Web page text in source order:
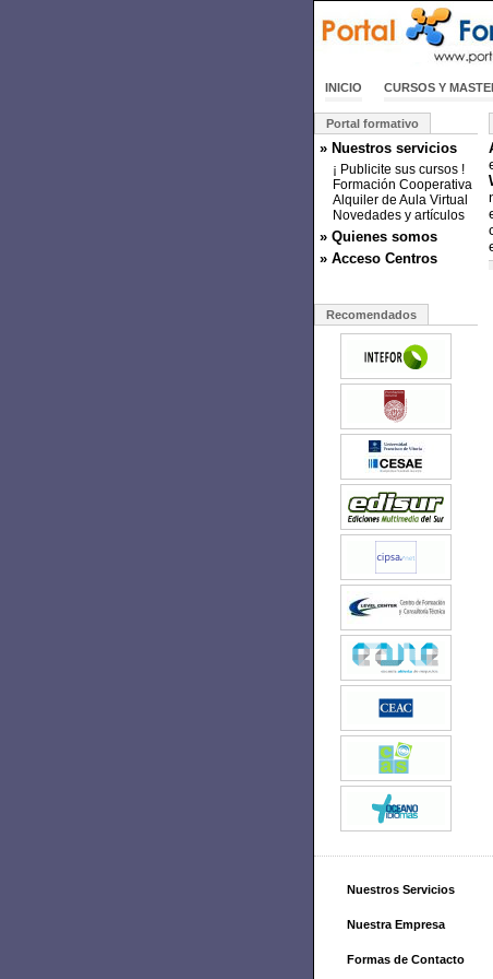
INICIO CURSOS Y
Portal formativo
» Nuestros servicios
¡ Publicite sus cursos !
Formación Cooperativa
Alquiler de Aula Virtual
Novedades y artículos
» Quienes somos
» Acceso Centros
Recomendados
Nuestros Servicios
Nuestra Empresa
Formas de Contacto